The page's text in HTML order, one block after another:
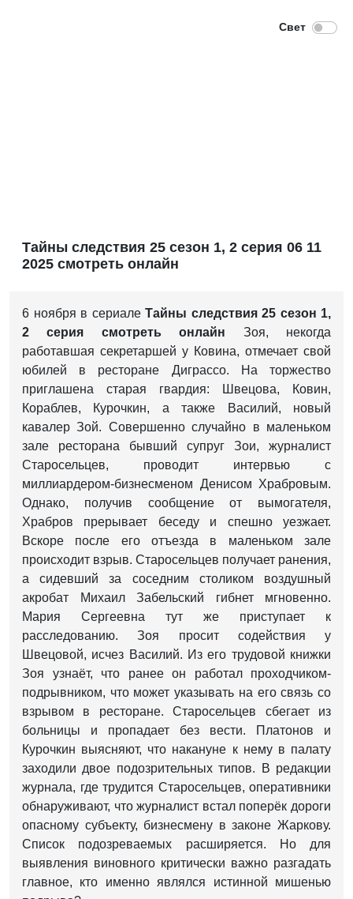
Тайны следствия 25 сезон 1, 2 серия 06 11
2025 смотреть онлайн
6 ноября в сериале Тайны следствия 25 сезон 1,
2 серия смотреть онлайн Зоя, некогда
работавшая секретаршей у Ковина, отмечает свой
юбилей в ресторане Диграссо. На торжество
приглашена старая гвардия: Швецова, Ковин,
Кораблев, Курочкин, а также Василий, новый
кавалер Зой. Совершенно случайно в маленьком
зале ресторана бывший супруг Зои, журналист
Старосельцев, проводит интервью с
миллиардером-бизнесменом Денисом Храбровым.
Однако, получив сообщение от вымогателя,
Храбров прерывает беседу и спешно уезжает.
Вскоре после его отъезда в маленьком зале
происходит взрыв. Старосельцев получает ранения,
а сидевший за соседним столиком воздушный
акробат Михаил Забельский гибнет мгновенно.
Мария Сергеевна тут же приступает к
расследованию. Зоя просит содействия у
Швецовой, исчез Василий. Из его трудовой книжки
Зоя узнаёт, что ранее он работал проходчиком-
подрывником, что может указывать на его связь со
взрывом в ресторане. Старосельцев сбегает из
больницы и пропадает без вести. Платонов и
Курочкин выясняют, что накануне к нему в палату
заходили двое подозрительных типов. В редакции
журнала, где трудится Старосельцев, оперативники
обнаруживают, что журналист встал поперёк дороги
опасному субъекту, бизнесмену в законе Жаркову.
Список подозреваемых расширяется. Но для
выявления виновного критически важно разгадать
главное, кто именно являлся истинной мишенью